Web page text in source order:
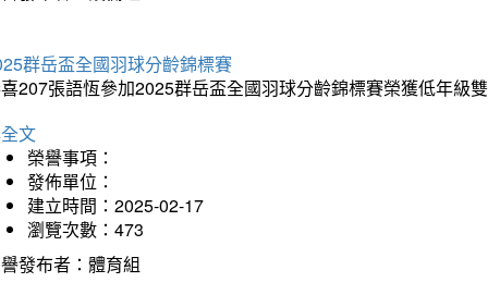
群岳盃全國羽球分齡錦標賽
207張語恆參加2025群岳盃全國羽球分齡錦標賽榮獲低年級
文
榮譽事項：
發佈單位：
建立時間：2025-02-17
瀏覽次數：473
發布者：體育組